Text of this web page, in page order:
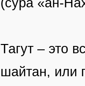
Тагут – это
шайтан, или